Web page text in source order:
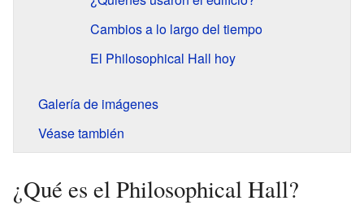
Cambios a lo largo del tiempo
El Philosophical Hall hoy
Galería de imágenes
Véase también
¿Qué es el Philosophical Hall?